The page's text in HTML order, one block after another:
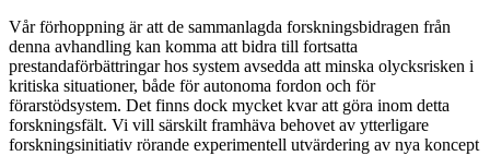
Vår förhoppning är att de sammanlagda forskningsbidragen från
denna avhandling kan komma att bidra till fortsatta
prestandaförbättringar hos system avsedda att minska olycksrisken i
kritiska situationer, både för autonoma fordon och för
förarstödsystem. Det finns dock mycket kvar att göra inom detta
forskningsfält. Vi vill särskilt framhäva behovet av ytterligare
forskningsinitiativ rörande experimentell utvärdering av nya koncept